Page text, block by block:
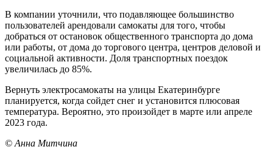
В компании уточнили, что подавляющее большинство
пользователей арендовали самокаты для того, чтобы
добраться от остановок общественного транспорта до дома
или работы, от дома до торгового центра, центров деловой и
социальной активности. Доля транспортных поездок
увеличилась до 85%.
Вернуть электросамокаты на улицы Екатеринбурге
планируется, когда сойдет снег и установится плюсовая
температура. Вероятно, это произойдет в марте или апреле
2023 года.
© Анна Митчина